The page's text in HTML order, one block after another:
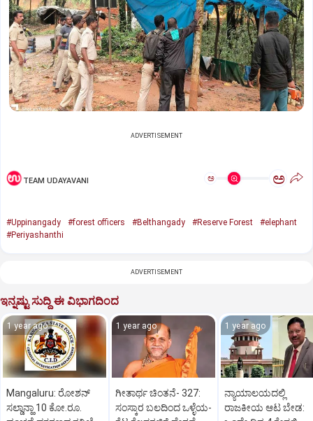
ADVERTISEMENT
TEAM UDAYAVANI ಅ ಅ
#Uppinangady #forest officers #Belthangady #Reserve Forest
#elephant
#Periyashanthi
ADVERTISEMENT
ಇನ್ನಷ್ಟು ಸುದ್ದಿ ಈ ವಿಭಾಗದಿಂದ
1 year ago
Mangaluru: ರೋಶನ್‌
ಸಲ್ಡಾನ್ಹಾ 10 ಕೋ.ರೂ.
1 year ago
ಗೀತಾರ್ಥ ಚಿಂತನೆ- 327:
ಸಂಸ್ಕಾರ ಬಲದಿಂದ ಒಳ್ಳೆಯ-
1 year ago
ನ್ಯಾಯಾಲಯದಲ್ಲಿ
ರಾಜಕೀಯ ಆಟ ಬೇಡ: